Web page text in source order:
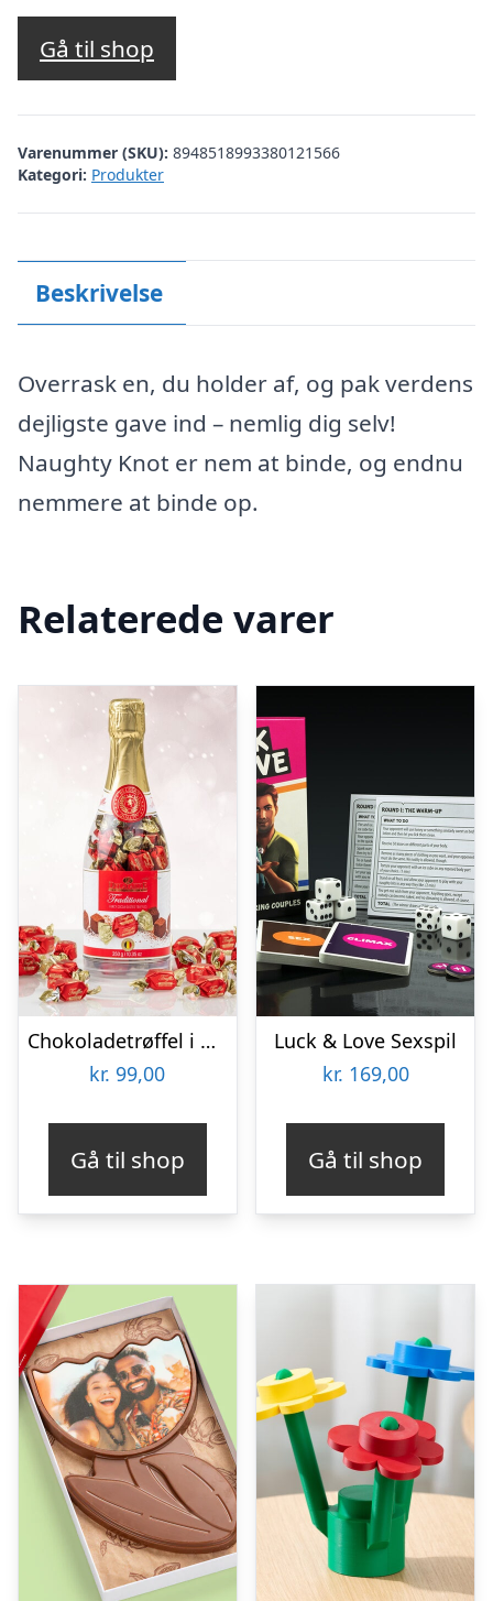
Gå til shop
Varenummer (SKU): 8948518993380121566
Kategori: Produkter
Beskrivelse
Overrask en, du holder af, og pak verdens
dejligste gave ind – nemlig dig selv!
Naughty Knot er nem at binde, og endnu
nemmere at binde op.
Relaterede varer
Chokoladetrøffel i Champagneflaske
kr. 99,00
Gå til shop
Luck & Love Sexspil
kr. 169,00
Gå til shop